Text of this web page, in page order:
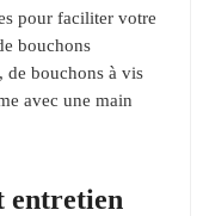
pour faciliter votre
bouchons
de bouchons à vis
avec une main
entretien